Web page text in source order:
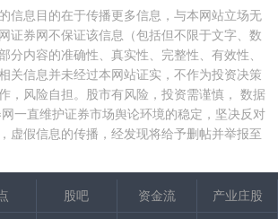
信息目的在于传播更多信息，与本网站立场无
证券网不保证该信息（包括但不限于文字、数
分内容的准确性、真实性、完整性、有效性、
关信息并未经过本网站证实，不作为投资决策
，风险自担。股市有风险，投资需谨慎， 数据
一直维护证券市场舆论环境的稳定，坚决反对
虚假信息的传播，经发现将给予删帖并举报至
股吧 资金流
产业庄股